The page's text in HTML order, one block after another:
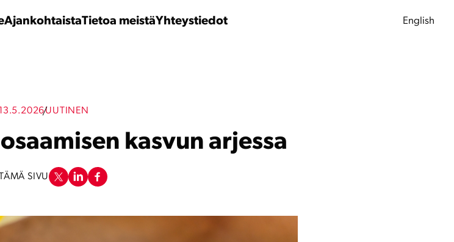
AjankohtaistaTietoa meistäYhteystiedot English
13.5.2026UUTINEN
kasvun arjessa
TÄMÄ SIVU